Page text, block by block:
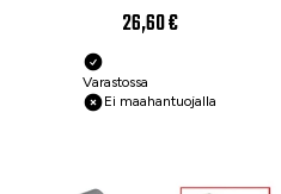
26,60 €
Varastossa
Ei maahantuojalla